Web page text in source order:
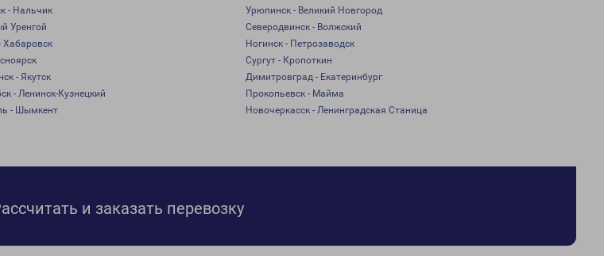
- Нальчик
Урюпинск - Великий Новгород
Уренгой
Северодвинск - Волжский
Хабаровск
Ногинск - Петрозаводск
Сургут - Кропоткин
- Якутск
Димитровград - Екатеринбург
- Ленинск-Кузнецкий
Прокопьевск - Майма
- Шымкент Новочеркасск - Ленинградская Станица
и заказать перевозку